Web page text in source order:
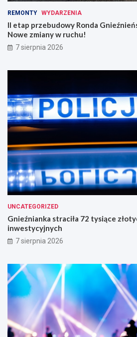
REMONTY WYDARZENIA
II etap przebudowy Ronda
Nowe zmiany w ruchu!
7 sierpnia 2026
UNCATEGORIZED
Gnieźnianka straciła 72 tysiące
inwestycyjnych
7 sierpnia 2026